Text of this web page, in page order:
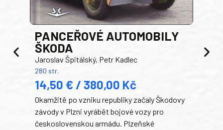
PANCEŘOVÉ AUTOMOBILY
ŠKODA
Jaroslav Špitálský, Petr Kadlec
280 str.
14,50 € / 380,00 Kč
Okamžitě po vzniku republiky začaly Škodovy
závody v Plzni vyrábět bojové vozy pro
československou armádu. Plzeňské